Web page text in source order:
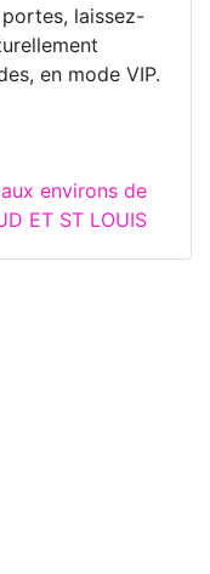
laissez-
en mode VIP.
environs de
ET ST LOUIS